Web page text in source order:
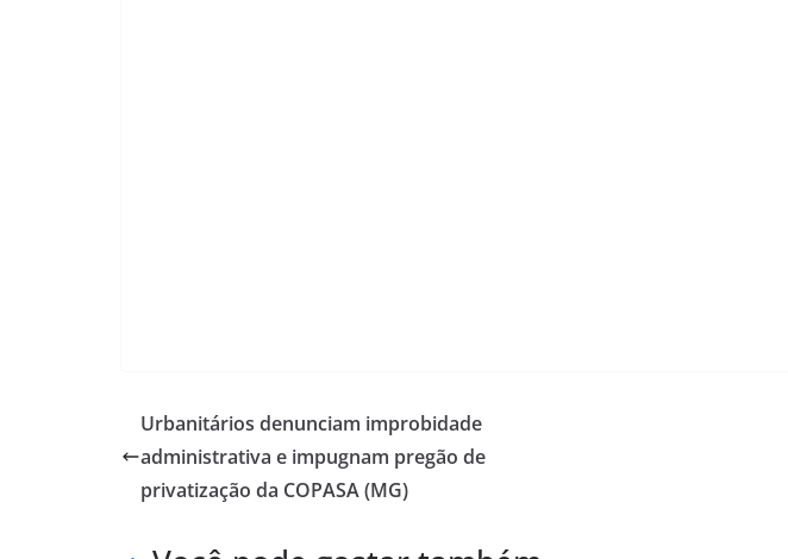
Urbanitários denunciam improbidade
administrativa e impugnam pregão de
privatização da COPASA (MG)